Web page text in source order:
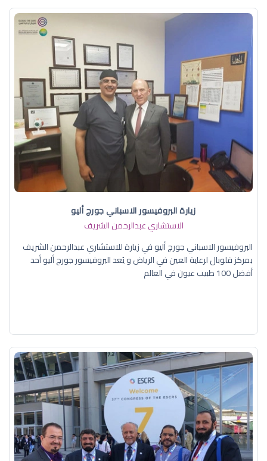
زيارة البروفيسور الاسباني جورج أليو
الاستشاري عبدالرحمن الشريف
البروفيسور الاسباني جورج أليو في زيارة للاستشاري عبدالرحمن الشريف
بمركز قلوبال لرعاية العين في الرياض و يُعد البروفيسور جورج أليو أحد
أفضل 100 طبيب عيون في العالم